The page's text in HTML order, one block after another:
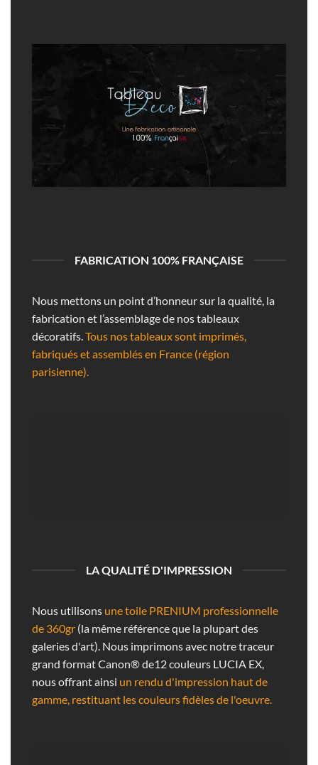
FABRICATION 100% FRANÇAISE
Nous mettons un point d’honneur sur la qualité, la
fabrication et l’assemblage de nos tableaux
décoratifs.Tous nos tableaux sont imprimés,
fabriqués et assemblés en France (région
parisienne).
LA QUALITÉ D'IMPRESSION
Nous utilisons une toile PRENIUM professionnelle
de 360gr (la même référence que la plupart des
galeries d'art). Nous imprimons avec notre traceur
grand format Canon® de12 couleurs LUCIA EX,
nous offrant ainsi un rendu d'impression haut de
gamme, restituant les couleurs fidèles de l'oeuvre.